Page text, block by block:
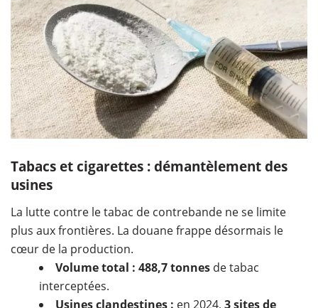
Tabacs et cigarettes : démantèlement des
usines
La lutte contre le tabac de contrebande ne se limite
plus aux frontières. La douane frappe désormais le
cœur de la production.
Volume total : 488,7 tonnes de tabac
interceptées.
Usines clandestines : en 2024, 3 sites de